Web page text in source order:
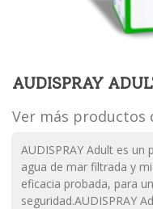
AUDISPRAY
Ver más productos
AUDISPRAY Adult es
agua de mar filtrada y
eficacia probada, para
seguridad.AUDISPRAY